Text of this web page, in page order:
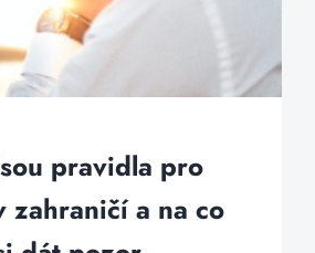
pravidla pro
zahraničí a na co